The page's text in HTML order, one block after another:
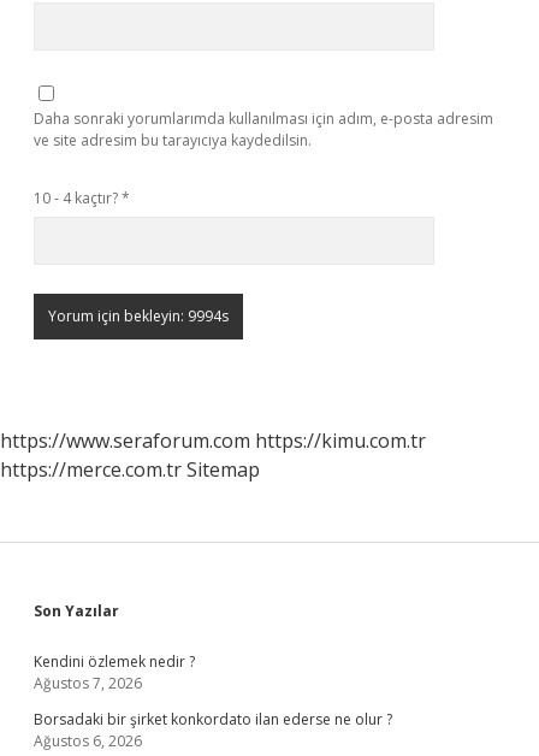
Daha sonraki yorumlarımda kullanılması için adım, e-posta adresim
ve site adresim bu tarayıcıya kaydedilsin.
10 - 4 kaçtır?*
https://www.seraforum.com https://kimu.com.tr
https://merce.com.trSitemap
Sidebar
Son Yazılar
Kendini özlemek nedir ?
Ağustos 7, 2026
Borsadaki bir şirket konkordato ilan ederse ne olur ?
Ağustos 6, 2026